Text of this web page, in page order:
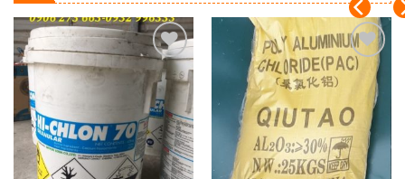
Add to
wishlist
Add to
wishlist